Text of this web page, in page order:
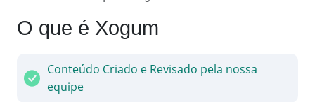
O que é Xogum
Conteúdo Criado e Revisado pela nossa
equipe